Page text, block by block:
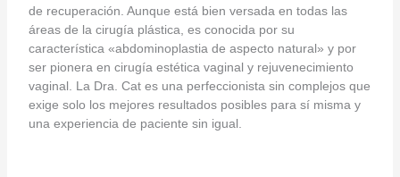
de recuperación. Aunque está bien versada en todas las
áreas de la cirugía plástica, es conocida por su
característica «abdominoplastia de aspecto natural» y por
ser pionera en cirugía estética vaginal y rejuvenecimiento
vaginal. La Dra. Cat es una perfeccionista sin complejos que
exige solo los mejores resultados posibles para sí misma y
una experiencia de paciente sin igual.